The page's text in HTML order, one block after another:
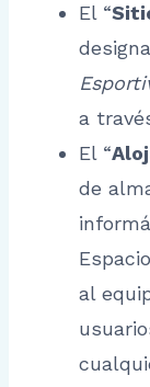
El “
a
El “
de
al